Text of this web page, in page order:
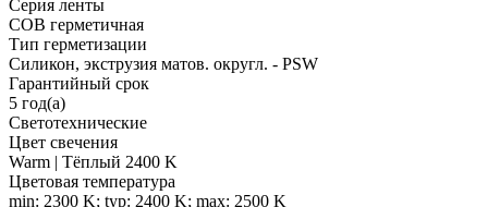
Серия ленты
COB герметичная
Тип герметизации
Силикон, экструзия матов. округл. - PSW
Гарантийный срок
5 год(а)
Светотехнические
Цвет свечения
Warm | Тёплый 2400 K
Цветовая температура
min: 2300 K; typ: 2400 K; max: 2500 K